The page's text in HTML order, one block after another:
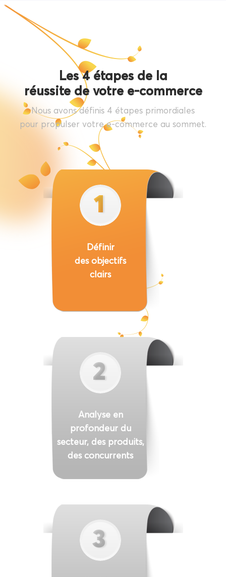
Les 4 étapes de la
réussite de votre e-commerce
Nous avons définis 4 étapes primordiales
pour propulser votre e-commerce au sommet.
1
Définir
des objectifs
clairs
2
Analyse en
profondeur du
secteur, des produits,
des concurrents
3